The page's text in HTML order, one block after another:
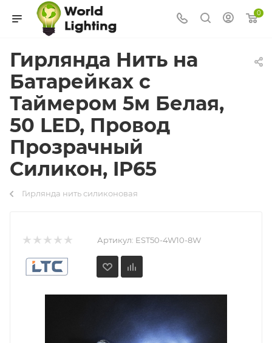
0
Гирлянда Нить на
Батарейках с
Таймером 5м Белая,
50 LED, Провод
Прозрачный
Силикон, IP65
Гирлянда нить силиконовая
Артикул: EST50-4W10-8W